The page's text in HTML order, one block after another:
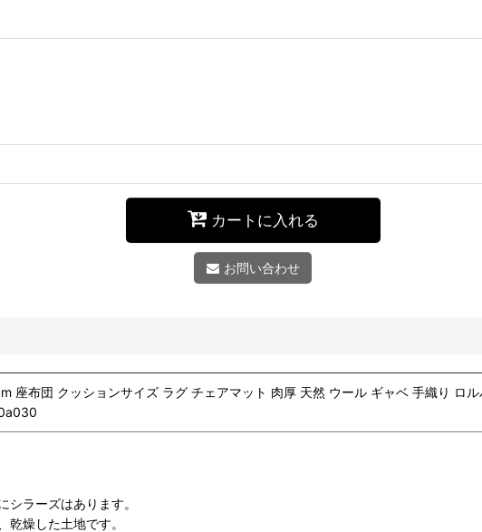
カートに入れる
お問い合わせ
座布団 クッションサイズ ラグ チェアマット 肉厚 天然 ウール ギャベ 手織り ロ
ラーズはあります。
燥した土地です。